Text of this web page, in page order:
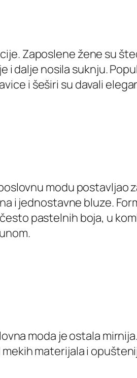
Zaposlene žene su
i dalje nosila suknju.
i šeširi su davali
modu
i jednostavne bluze.
pastelnih boja, u
moda je ostala
materijala i